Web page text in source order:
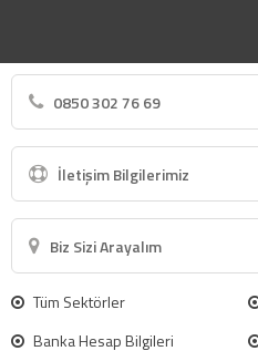
0850 302 76 69
İletişim Bilgilerimiz
Biz Sizi Arayalım
Tüm Sektörler
Banka Hesap Bilgileri